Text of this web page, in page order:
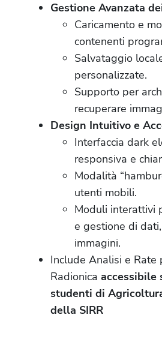
Gestione Avanzata
Caricamento e
contenenti
Salvataggio
personalizzate.
Supporto per
recuperare
Design Intuitivo e
Interfaccia dark
responsiva e
Modalità
utenti mobili.
Moduli interattivi
e gestione di
immagini.
Include Analisi e Rate
Radionica accessibile
studenti di
della SIRR